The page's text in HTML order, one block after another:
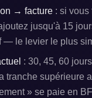
→ facture : si vous
jusqu'à 15
— le levier le plus
: 30, 45, 60
tranche supérieure
» se paie en